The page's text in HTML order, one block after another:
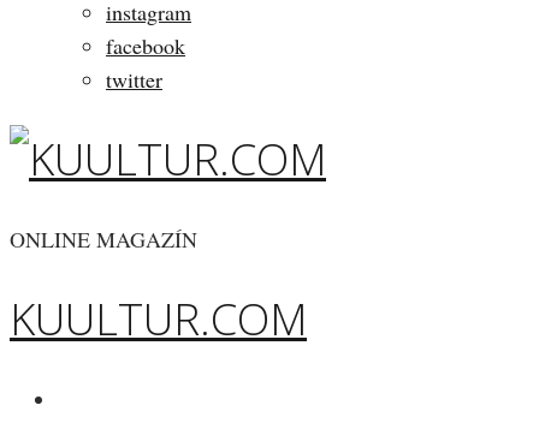
instagram
facebook
twitter
ONLINE MAGAZÍN
KUULTUR.COM